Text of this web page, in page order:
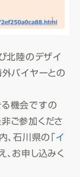
北陸のデザイ
外バイヤーとの
機会ですの
ご参加くださ
石川県の「 イ
、お申し込みく